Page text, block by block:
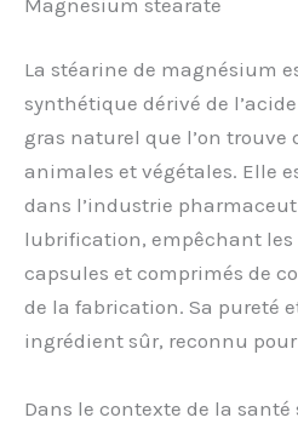
La stéarine de magnésium
synthétique dérivé de
gras naturel que l’on trouve
animales et végétales. Elle
dans l’industrie
lubrification, empêchant
capsules et comprimés de
de la fabrication. Sa pureté
ingrédient sûr, reconnu
Dans le contexte de la